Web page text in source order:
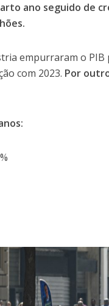
ano seguido de
empurraram o PIB
com 2023. Por